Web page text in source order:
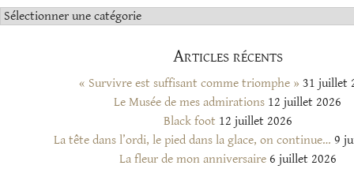
Catégories
Articles récents
« Survivre est suffisant comme triomphe » 31 juillet
Le Musée de mes admirations 12 juillet 2026
Black foot 12 juillet 2026
La tête dans l’ordi, le pied dans la glace, on continue… 9
La fleur de mon anniversaire 6 juillet 2026